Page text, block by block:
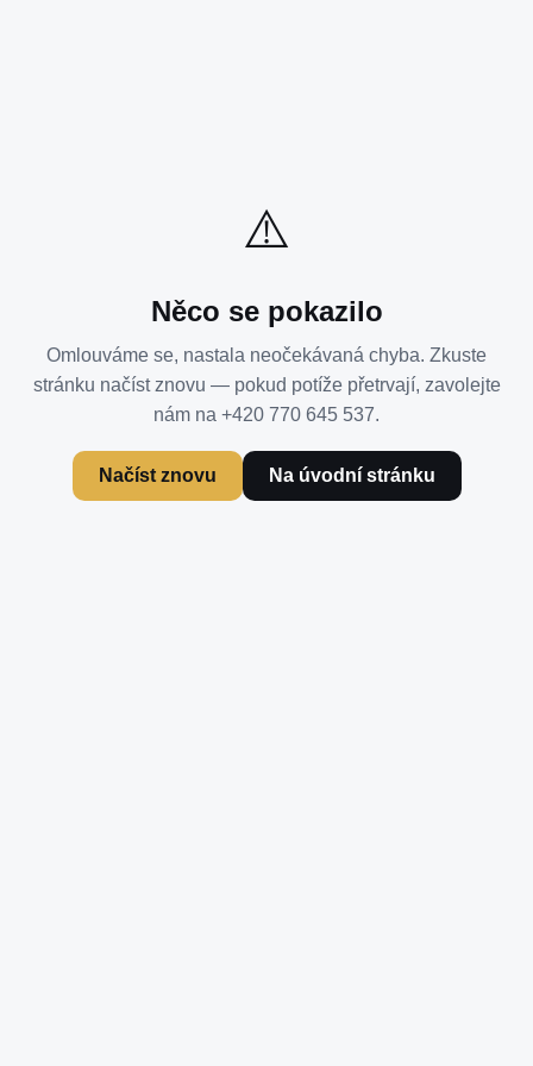
⚠️
Něco se pokazilo
Omlouváme se, nastala neočekávaná chyba. Zkuste
stránku načíst znovu — pokud potíže přetrvají, zavolejte
nám na +420 770 645 537.
Načíst znovu Na úvodní stránku